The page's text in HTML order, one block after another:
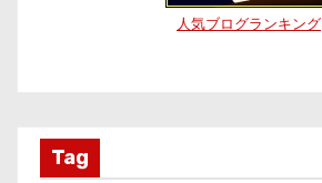
人気ブログランキング
Tag